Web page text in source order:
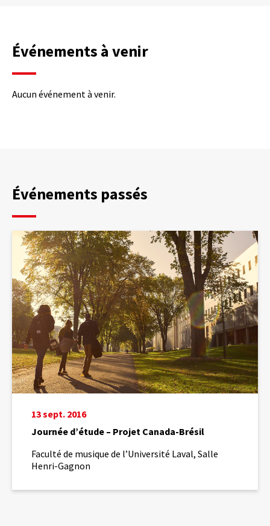
Événements à venir
Aucun événement à venir.
Événements passés
Journée d’étude – Projet Canada-Brésil
13 sept. 2016
Faculté de musique de l’Université Laval, Salle
Henri-Gagnon
Journée
d’étude
Projet
Canada-
Brésil